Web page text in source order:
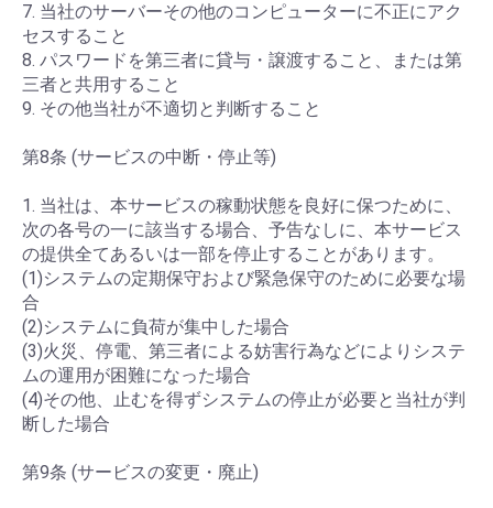
7. 当社のサーバーその他のコンピューターに不正にアク
セスすること
8. パスワードを第三者に貸与・譲渡すること、または第
三者と共用すること
9. その他当社が不適切と判断すること
第8条 (サービスの中断・停止等)
1. 当社は、本サービスの稼動状態を良好に保つために、
次の各号の一に該当する場合、予告なしに、本サービス
の提供全てあるいは一部を停止することがあります。
(1)システムの定期保守および緊急保守のために必要な場
合
(2)システムに負荷が集中した場合
(3)火災、停電、第三者による妨害行為などによりシステ
ムの運用が困難になった場合
(4)その他、止むを得ずシステムの停止が必要と当社が判
断した場合
第9条 (サービスの変更・廃止)